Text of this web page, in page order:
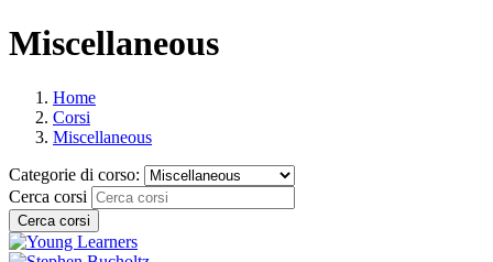
Miscellaneous
Home
Corsi
Miscellaneous
Categorie di corso:
Cerca corsi
Cerca corsi